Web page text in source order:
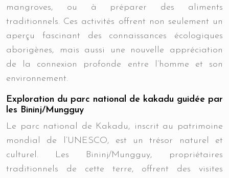
mangroves, ou à préparer des aliments
traditionnels. Ces activités offrent non seulement un
aperçu fascinant des connaissances écologiques
aborigènes, mais aussi une nouvelle appréciation
de la connexion profonde entre l’homme et son
environnement.
Exploration du parc national de kakadu guidée par
les Bininj/Mungguy
Le parc national de Kakadu, inscrit au patrimoine
mondial de l’UNESCO, est un trésor naturel et
culturel. Les Bininj/Mungguy, propriétaires
traditionnels de cette terre, offrent des visites